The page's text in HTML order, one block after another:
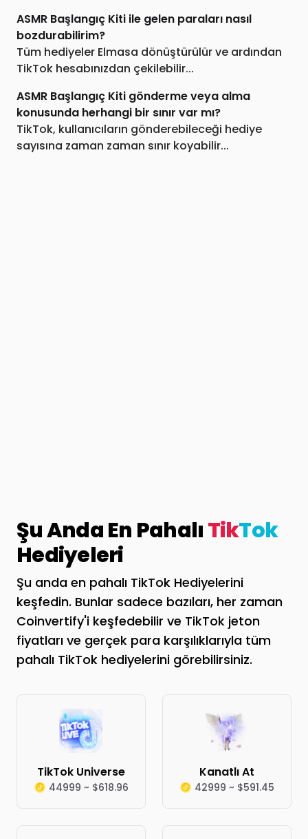
ASMR Başlangıç Kiti ile gelen paraları nasıl
bozdurabilirim?
Tüm hediyeler Elmasa dönüştürülür ve ardından
TikTok hesabınızdan çekilebilir...
ASMR Başlangıç Kiti gönderme veya alma
konusunda herhangi bir sınır var mı?
TikTok, kullanıcıların gönderebileceği hediye
sayısına zaman zaman sınır koyabilir...
Şu Anda En PahalıTikTok
Hediyeleri
Şu anda en pahalı TikTok Hediyelerini
keşfedin. Bunlar sadece bazıları, her zaman
Coinvertify'i keşfedebilir ve TikTok jeton
fiyatları ve gerçek para karşılıklarıyla tüm
pahalı TikTok hediyelerini görebilirsiniz.
TikTok Universe
44999 ~ $618.96
Kanatlı At
42999 ~ $591.45